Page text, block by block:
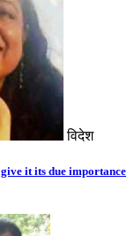
विदेश
it its due importance